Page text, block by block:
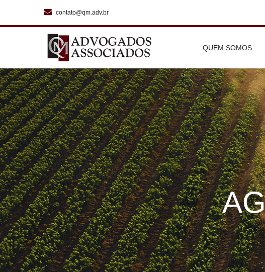
contato@qm.adv.br
QUEM SOMOS